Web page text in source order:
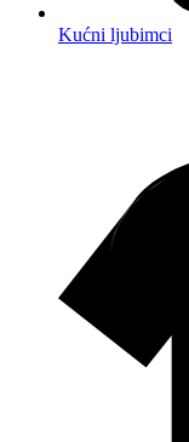
Kućni ljubimci